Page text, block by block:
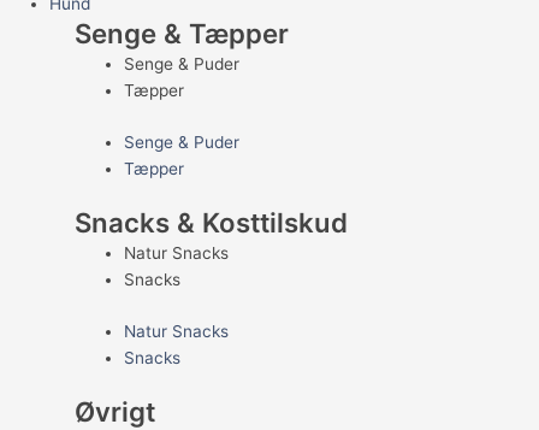
Hund
Senge & Tæpper
Senge & Puder
Tæpper
Senge & Puder
Tæpper
Snacks & Kosttilskud
Natur Snacks
Snacks
Natur Snacks
Snacks
Øvrigt